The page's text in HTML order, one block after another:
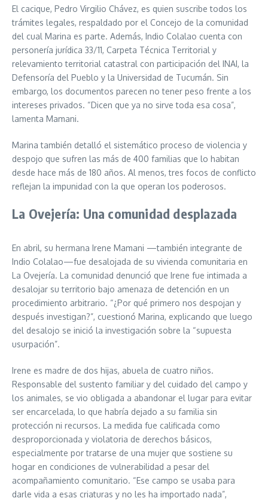
El cacique, Pedro Virgilio Chávez, es quien suscribe todos los
trámites legales, respaldado por el Concejo de la comunidad
del cual Marina es parte. Además, Indio Colalao cuenta con
personería jurídica 33/11, Carpeta Técnica Territorial y
relevamiento territorial catastral con participación del INAI, la
Defensoría del Pueblo y la Universidad de Tucumán. Sin
embargo, los documentos parecen no tener peso frente a los
intereses privados. “Dicen que ya no sirve toda esa cosa”,
lamenta Mamani.
Marina también detalló el sistemático proceso de violencia y
despojo que sufren las más de 400 familias que lo habitan
desde hace más de 180 años. Al menos, tres focos de conflicto
reflejan la impunidad con la que operan los poderosos.
La Ovejería: Una comunidad desplazada
En abril, su hermana Irene Mamani —también integrante de
Indio Colalao—fue desalojada de su vivienda comunitaria en
La Ovejería. La comunidad denunció que Irene fue intimada a
desalojar su territorio bajo amenaza de detención en un
procedimiento arbitrario. “¿Por qué primero nos despojan y
después investigan?”, cuestionó Marina, explicando que luego
del desalojo se inició la investigación sobre la “supuesta
usurpación”.
Irene es madre de dos hijas, abuela de cuatro niños.
Responsable del sustento familiar y del cuidado del campo y
los animales, se vio obligada a abandonar el lugar para evitar
ser encarcelada, lo que habría dejado a su familia sin
protección ni recursos. La medida fue calificada como
desproporcionada y violatoria de derechos básicos,
especialmente por tratarse de una mujer que sostiene su
hogar en condiciones de vulnerabilidad a pesar del
acompañamiento comunitario. “Ese campo se usaba para
darle vida a esas criaturas y no les ha importado nada”,